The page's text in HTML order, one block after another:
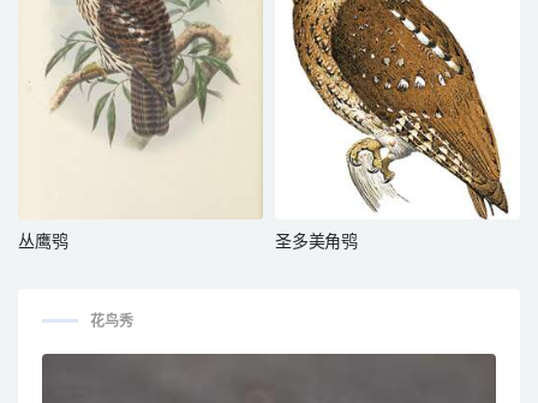
丛鹰鸮 圣多美角鸮
花鸟秀